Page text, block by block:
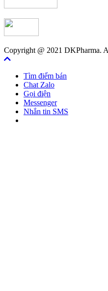
Copyright @ 2021 DKPharma.
Tìm điểm bán
Chat Zalo
Gọi điện
Messenger
Nhắn tin SMS